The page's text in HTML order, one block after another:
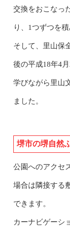
交換をおこなっ
り、1つずつを
そして、里山保
後の平成18年4
学びながら里山
ました。
堺市の堺自然
公園へのアクセ
場合は隣接する
できます。
カーナビゲーシ